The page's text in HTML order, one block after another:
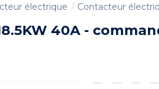
électrique Contacteur
40A -